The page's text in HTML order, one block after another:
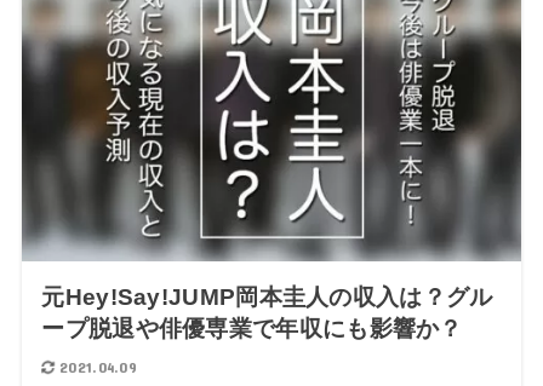
元Hey!Say!JUMP岡本圭人の収入は？グル
ープ脱退や俳優専業で年収にも影響か？
2021.04.09